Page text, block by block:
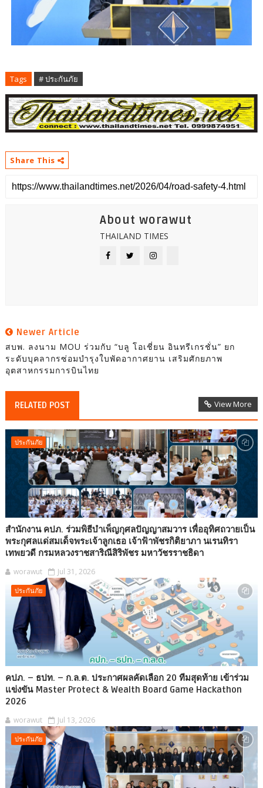
Tags # ประกันภัย
Share This
About worawut
THAILAND TIMES
Newer Article
สบพ. ลงนาม MOU ร่วมกับ “บลู โอเชี่ยน อินทรีเกรชั่น” ยก
ระดับบุคลากรซ่อมบำรุงใบพัดอากาศยาน เสริมศักยภาพ
อุตสาหกรรมการบินไทย
RELATED POST View More
ประกันภัย
สำนักงาน คปภ. ร่วมพิธีบำเพ็ญกุศลปัญญาสมวาร เพื่ออุทิศถวายเป็น
พระกุศลแด่สมเด็จพระเจ้าลูกเธอ เจ้าฟ้าพัชรกิติยาภา นเรนทิรา
เทพยวดี กรมหลวงราชสาริณีสิริพัชร มหาวัชรราชธิดา
worawut Jul 31, 2026
ประกันภัย
คปภ. – ธปท. – ก.ล.ต. ประกาศผลคัดเลือก 20 ทีมสุดท้าย เข้าร่วม
แข่งขัน Master Protect & Wealth Board Game Hackathon
2026
worawut Jul 13, 2026
ประกันภัย